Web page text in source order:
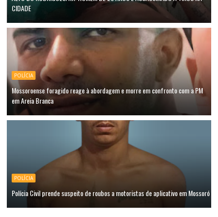
CIDADE
POLÍCIA
Mossoroense foragido reage à abordagem e morre em confronto com a PM
em Areia Branca
POLÍCIA
Polícia Civil prende suspeito de roubos a motoristas de aplicativo em Mossoró